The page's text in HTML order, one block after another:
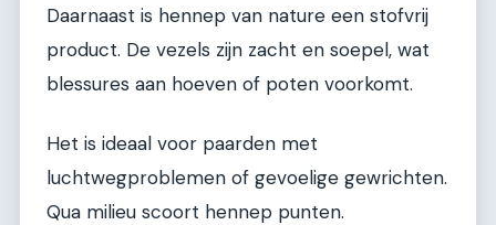
Daarnaast is hennep van nature een stofvrij
product. De vezels zijn zacht en soepel, wat
blessures aan hoeven of poten voorkomt.
Het is ideaal voor paarden met
luchtwegproblemen of gevoelige gewrichten.
Qua milieu scoort hennep punten.